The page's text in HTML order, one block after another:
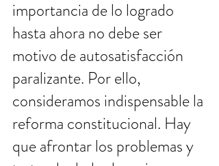
importancia de lo logrado
hasta ahora no debe ser
motivo de autosatisfacción
paralizante. Por ello,
consideramos indispensable la
reforma constitucional. Hay
que afrontar los problemas y